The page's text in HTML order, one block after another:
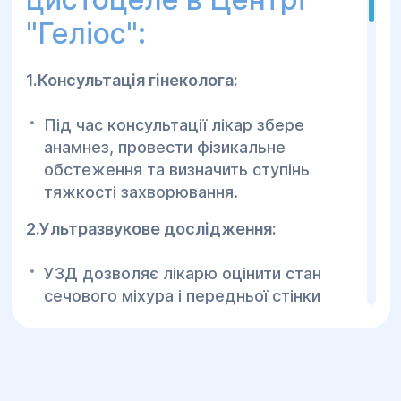
"Геліос":
1.Консультація гінеколога:
Під час консультації лікар збере
анамнез, провести фізикальне
обстеження та визначить ступінь
тяжкості захворювання.
2.Ультразвукове дослідження:
УЗД дозволяє лікарю оцінити стан
сечового міхура і передньої стінки